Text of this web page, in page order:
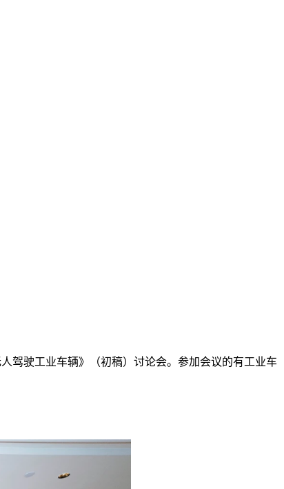
驾驶工业车辆》（初稿）讨论会。参加会议的有工业车